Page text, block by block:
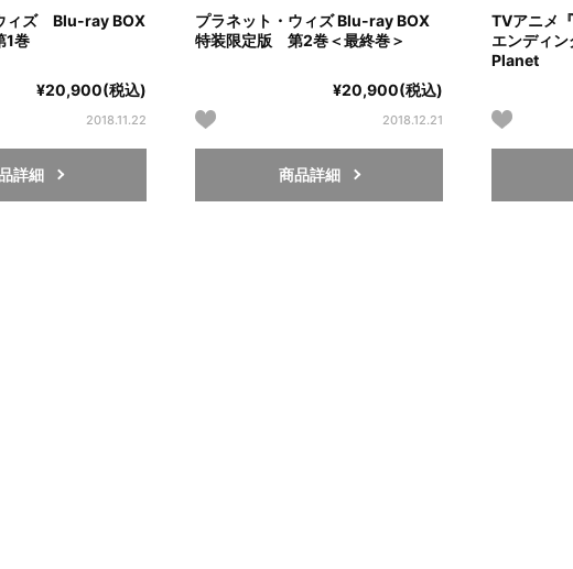
ィズ Blu-ray BOX
1巻
¥20,900(税込)
2018.11.22
詳細
プラネット・ウィズ Blu-ray BOX
特装限定版 第2巻＜最終巻＞
¥20,900(税込)
2018.12.21
商品詳細
TVアニメ
エンディ
Planet